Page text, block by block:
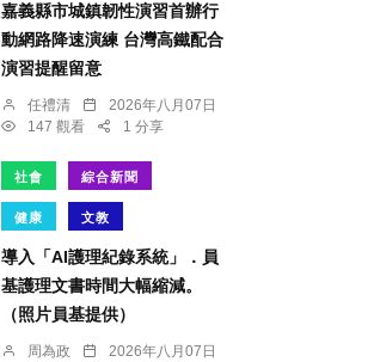
嘉義縣市城鎮韌性演習首辦行
動網路降速演練 台灣高鐵配合
演習提醒留意
任禮清
2026年八月07日
147 觀看
1 分享
社會 綜合新聞
健康 文教
導入「AI護理紀錄系統」．員
基護理文書時間大幅縮減。
（照片員基提供）
周為政
2026年八月07日